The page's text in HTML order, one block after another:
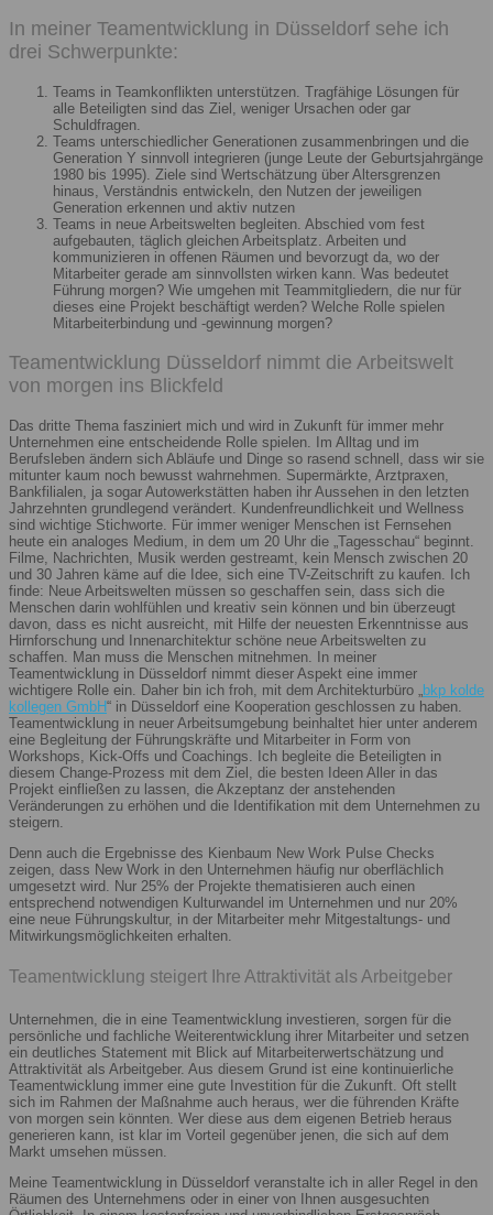
In meiner Teamentwicklung in Düsseldorf sehe ich
drei Schwerpunkte:
Teams in Teamkonflikten unterstützen. Tragfähige Lösungen für
alle Beteiligten sind das Ziel, weniger Ursachen oder gar
Schuldfragen.
Teams unterschiedlicher Generationen zusammenbringen und die
Generation Y sinnvoll integrieren (junge Leute der Geburtsjahrgänge
1980 bis 1995). Ziele sind Wertschätzung über Altersgrenzen
hinaus, Verständnis entwickeln, den Nutzen der jeweiligen
Generation erkennen und aktiv nutzen
Teams in neue Arbeitswelten begleiten. Abschied vom fest
aufgebauten, täglich gleichen Arbeitsplatz. Arbeiten und
kommunizieren in offenen Räumen und bevorzugt da, wo der
Mitarbeiter gerade am sinnvollsten wirken kann. Was bedeutet
Führung morgen? Wie umgehen mit Teammitgliedern, die nur für
dieses eine Projekt beschäftigt werden? Welche Rolle spielen
Mitarbeiterbindung und -gewinnung morgen?
Teamentwicklung Düsseldorf nimmt die Arbeitswelt
von morgen ins Blickfeld
Das dritte Thema fasziniert mich und wird in Zukunft für immer mehr
Unternehmen eine entscheidende Rolle spielen. Im Alltag und im
Berufsleben ändern sich Abläufe und Dinge so rasend schnell, dass wir sie
mitunter kaum noch bewusst wahrnehmen. Supermärkte, Arztpraxen,
Bankfilialen, ja sogar Autowerkstätten haben ihr Aussehen in den letzten
Jahrzehnten grundlegend verändert. Kundenfreundlichkeit und Wellness
sind wichtige Stichworte. Für immer weniger Menschen ist Fernsehen
heute ein analoges Medium, in dem um 20 Uhr die „Tagesschau“ beginnt.
Filme, Nachrichten, Musik werden gestreamt, kein Mensch zwischen 20
und 30 Jahren käme auf die Idee, sich eine TV-Zeitschrift zu kaufen. Ich
finde: Neue Arbeitswelten müssen so geschaffen sein, dass sich die
Menschen darin wohlfühlen und kreativ sein können und bin überzeugt
davon, dass es nicht ausreicht, mit Hilfe der neuesten Erkenntnisse aus
Hirnforschung und Innenarchitektur schöne neue Arbeitswelten zu
schaffen. Man muss die Menschen mitnehmen. In meiner
Teamentwicklung in Düsseldorf nimmt dieser Aspekt eine immer
wichtigere Rolle ein. Daher bin ich froh, mit dem Architekturbüro „bkp kolde
kollegen GmbH“ in Düsseldorf eine Kooperation geschlossen zu haben.
Teamentwicklung in neuer Arbeitsumgebung beinhaltet hier unter anderem
eine Begleitung der Führungskräfte und Mitarbeiter in Form von
Workshops, Kick-Offs und Coachings. Ich begleite die Beteiligten in
diesem Change-Prozess mit dem Ziel, die besten Ideen Aller in das
Projekt einfließen zu lassen, die Akzeptanz der anstehenden
Veränderungen zu erhöhen und die Identifikation mit dem Unternehmen zu
steigern.
Denn auch die Ergebnisse des Kienbaum New Work Pulse Checks
zeigen, dass New Work in den Unternehmen häufig nur oberflächlich
umgesetzt wird. Nur 25% der Projekte thematisieren auch einen
entsprechend notwendigen Kulturwandel im Unternehmen und nur 20%
eine neue Führungskultur, in der Mitarbeiter mehr Mitgestaltungs- und
Mitwirkungsmöglichkeiten erhalten.
Teamentwicklung steigert Ihre Attraktivität als Arbeitgeber
Unternehmen, die in eine Teamentwicklung investieren, sorgen für die
persönliche und fachliche Weiterentwicklung ihrer Mitarbeiter und setzen
ein deutliches Statement mit Blick auf Mitarbeiterwertschätzung und
Attraktivität als Arbeitgeber. Aus diesem Grund ist eine kontinuierliche
Teamentwicklung immer eine gute Investition für die Zukunft. Oft stellt
sich im Rahmen der Maßnahme auch heraus, wer die führenden Kräfte
von morgen sein könnten. Wer diese aus dem eigenen Betrieb heraus
generieren kann, ist klar im Vorteil gegenüber jenen, die sich auf dem
Markt umsehen müssen.
Meine Teamentwicklung in Düsseldorf veranstalte ich in aller Regel in den
Räumen des Unternehmens oder in einer von Ihnen ausgesuchten